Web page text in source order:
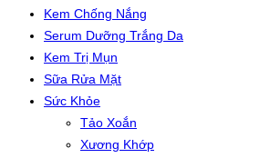
Kem Chống Nắng
Serum Dưỡng Trắng Da
Kem Trị Mụn
Sữa Rửa Mặt
Sức Khỏe
Tảo Xoắn
Xương Khớp